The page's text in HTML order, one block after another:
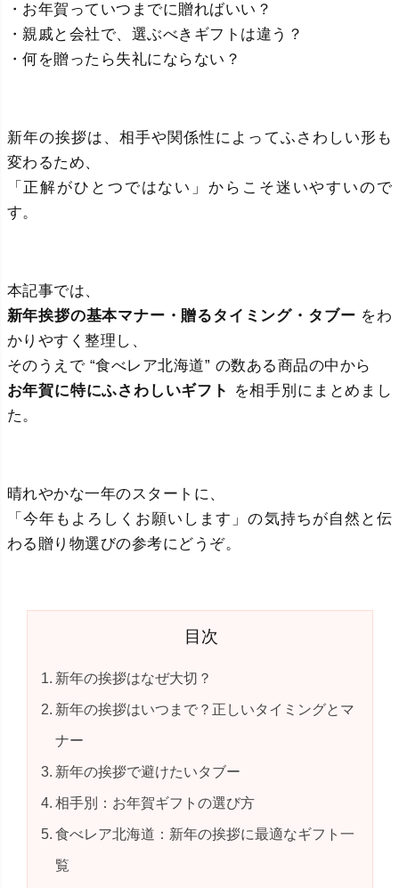
・お年賀っていつまでに贈ればいい？
・親戚と会社で、選ぶべきギフトは違う？
・何を贈ったら失礼にならない？
新年の挨拶は、相手や関係性によってふさわしい形も
変わるため、
「正解がひとつではない」からこそ迷いやすいので
す。
本記事では、
新年挨拶の基本マナー・贈るタイミング・タブー をわ
かりやすく整理し、
そのうえで “食べレア北海道” の数ある商品の中から
お年賀に特にふさわしいギフト
を相手別にまとめまし
た。
晴れやかな一年のスタートに、
「今年もよろしくお願いします」の気持ちが自然と伝
わる贈り物選びの参考にどうぞ。
目次
新年の挨拶はなぜ大切？
新年の挨拶はいつまで？正しいタイミングとマ
ナー
新年の挨拶で避けたいタブー
相手別：お年賀ギフトの選び方
食べレア北海道：新年の挨拶に最適なギフト一
覧